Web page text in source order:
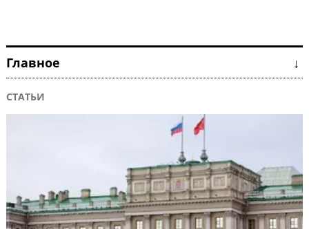
Главное ↓
СТАТЬИ